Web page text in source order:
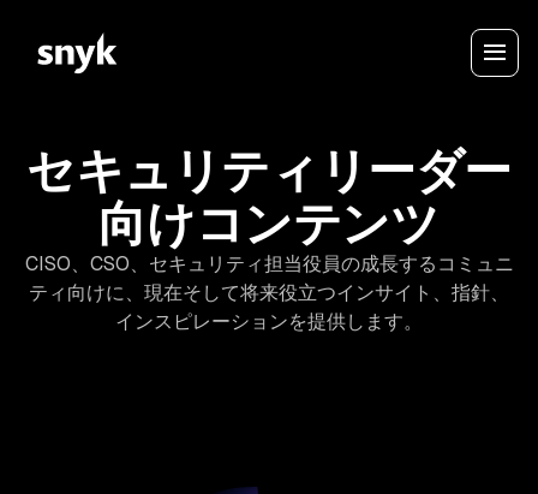
セキュリティリーダー
向けコンテンツ
CISO、CSO、セキュリティ担当役員の成長するコミュニ
ティ向けに、現在そして将来役立つインサイト、指針、
インスピレーションを提供します。